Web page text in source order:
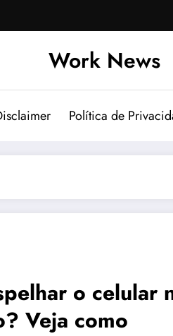
Work News
Política de
o celular
Veja como